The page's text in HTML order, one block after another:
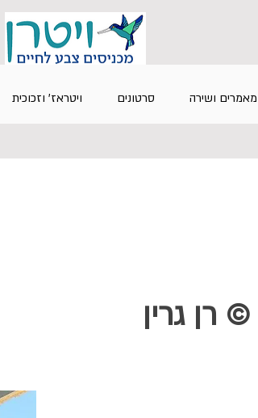
מאמרים ושירה סרטונים ויטראז' וזכוכית
רן גרין